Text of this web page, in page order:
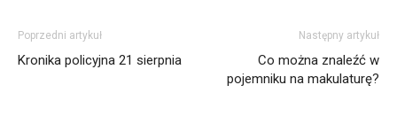
Poprzedni artykuł
Kronika policyjna 21 sierpnia
Następny artykuł
Co można znaleźć w
pojemniku na makulaturę?